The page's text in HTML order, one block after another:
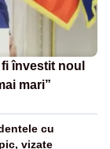
învestit noul
mari”
cu
vizate